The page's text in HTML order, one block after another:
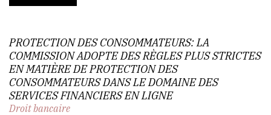
PROTECTION DES CONSOMMATEURS: LA
COMMISSION ADOPTE DES RÈGLES PLUS STRICTES
EN MATIÈRE DE PROTECTION DES
CONSOMMATEURS DANS LE DOMAINE DES
SERVICES FINANCIERS EN LIGNE
Droit bancaire